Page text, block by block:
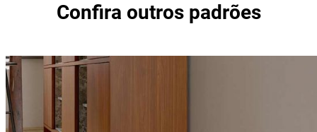
Confira outros padrões